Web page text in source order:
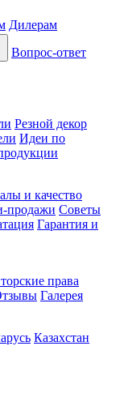
Дилерам
Вопрос-ответ
Резной декор
Идеи по
и качество
продажи Советы
Гарантия и
права
Галерея
Казахстан